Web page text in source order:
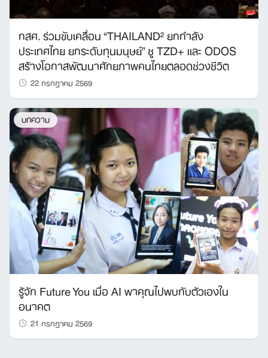
กสศ. ร่วมขับเคลื่อน “THAILAND² ยกกำลัง
ประเทศไทย ยกระดับทุนมนุษย์” ชู TZD+ และ ODOS
สร้างโอกาสพัฒนาศักยภาพคนไทยตลอดช่วงชีวิต
22 กรกฎาคม 2569
บทความ
รู้จัก Future You เมื่อ AI พาคุณไปพบกับตัวเองใน
อนาคต
21 กรกฎาคม 2569